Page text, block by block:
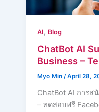
AI, Blog
ChatBot AI
Business –
Myo Min/April 28,
ChatBot AI การ
– ทดสอบฟรี